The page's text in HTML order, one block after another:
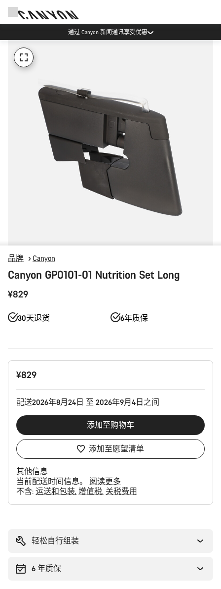
通过 Canyon 新闻通讯享受优惠
品牌 Canyon
Canyon GP0101-01 Nutrition Set Long
¥829
30天退货 6年质保
产
¥829
配送2026年8月24日 至 2026年9月4日之间
添加至购物车
添加至愿望清单
其他信息
当前配送时间信息。 阅读更多
不含: 运送和包装 增值税 关税费用
轻松自行组装
6 年质保